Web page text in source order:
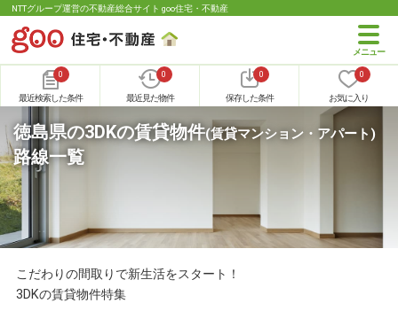
NTTグループ運営の不動産総合サイト goo住宅・不動産
0
最近検索した条件
0
最近見た物件
0
保存した条件
0
お気に入り
徳島県の3DKの賃貸物件(賃貸マンション・アパート)
路線一覧
こだわりの間取りで新生活をスタート！
3DKの賃貸物件特集